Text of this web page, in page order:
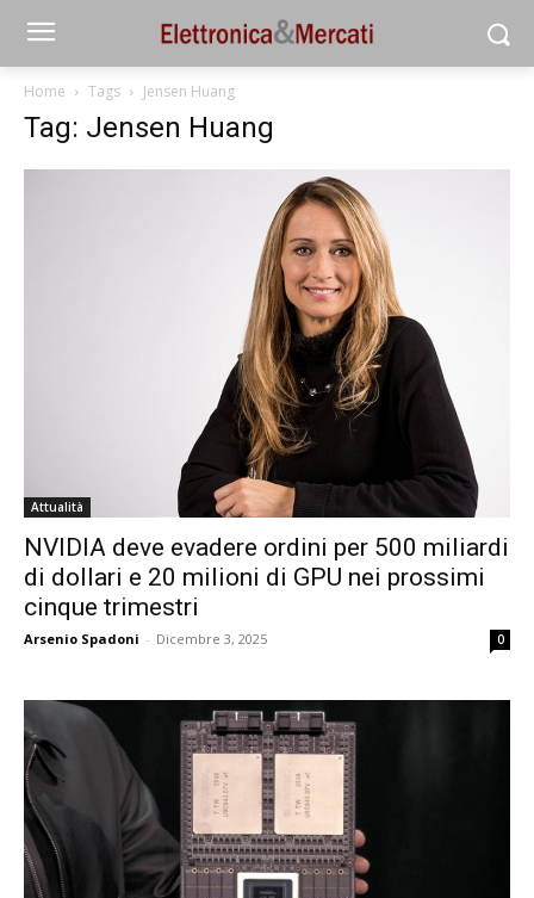
Home Tags Jensen Huang
Tag: Jensen Huang
Attualità
NVIDIA deve evadere ordini per 500 miliardi
di dollari e 20 milioni di GPU nei prossimi
cinque trimestri
Arsenio Spadoni - Dicembre 3, 2025 0